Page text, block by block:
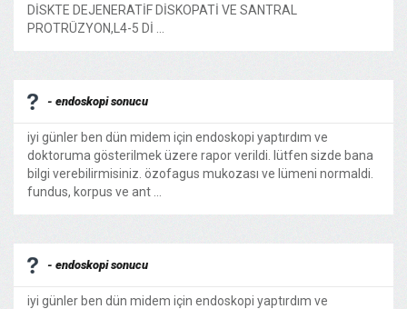
DİSKTE DEJENERATİF DİSKOPATİ VE SANTRAL
PROTRÜZYON,L4-5 Dİ ...
- endoskopi sonucu
iyi günler ben dün midem için endoskopi yaptırdım ve
doktoruma gösterilmek üzere rapor verildi. lütfen sizde bana
bilgi verebilirmisiniz. özofagus mukozası ve lümeni normaldi.
fundus, korpus ve ant ...
- endoskopi sonucu
iyi günler ben dün midem için endoskopi yaptırdım ve